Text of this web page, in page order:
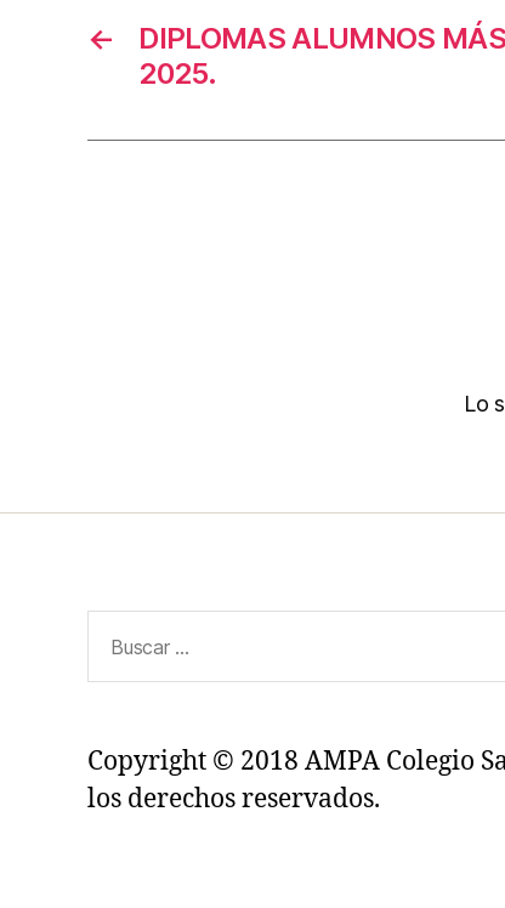
←
DIPLOMAS ALUMNOS
2025.
Lo
Copyright © 2018 AMPA Colegio
los derechos reservados.